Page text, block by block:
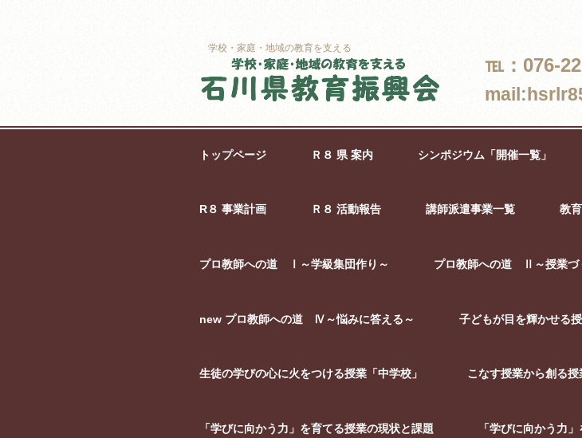
学校・家庭・地域の教育を支える
℡：076-
トップページ Ｒ８ 県 案内 シンポジウム「開催一覧」
R８ 事業計画 Ｒ８ 活動報告 講師派遣事業一覧 教
プロ教師への道 Ⅰ～学級集団作り～ プロ教師への道 Ⅱ～授業づ
new プロ教師への道 Ⅳ～悩みに答える～ 子どもが目を輝かせる授
生徒の学びの心に火をつける授業「中学校」 こなす授業から創る授
「学びに向かう力」を育てる授業の現状と課題 「学びに向かう力